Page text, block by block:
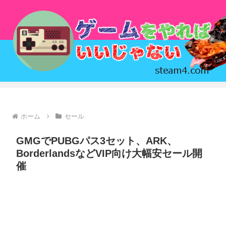
ホーム セール
GMGでPUBGパス3セット、ARK、
BorderlandsなどVIP向け大幅安セール開
催